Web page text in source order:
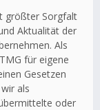
größter Sorgfalt
Aktualität der
Als
für eigene
Gesetzen
als
oder